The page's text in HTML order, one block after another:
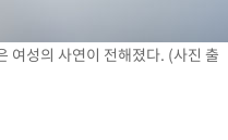
여성의 사연이 전해졌다. (사진 출